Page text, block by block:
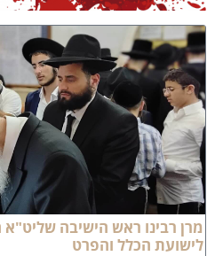
רבינו ראש הישיבה שליט"א
הכלל והפרט